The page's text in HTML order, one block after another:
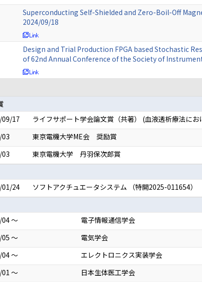
Superconducting Self-Shielded and Zero-Boil-Off
2024/09/18
Design and Trial Production FPGA based Stochastic
of 62nd Annual Conference of the Society of
09/17
ライフサポート学会論文賞（共著） (血液透析療法に
東京電機大学ME会 奨励賞
東京電機大学 丹羽保次郎賞
01/24
ソフトアクチュエータシステム （特開2025-011654）
～
電子情報通信学会
～
電気学会
～
エレクトロニクス実装学会
～
日本生体医工学会